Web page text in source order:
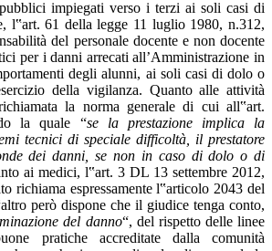
impiegati verso i terzi ai soli casi di
l‟art. 61 della legge 11 luglio 1980, n.312,
del personale docente e non docente
per i danni arrecati all’Amministrazione in
degli alunni, ai soli casi di dolo o
della vigilanza. Quanto alle attività
la norma generale di cui all‟art.
la quale “se la prestazione implica la
tecnici di speciale difficoltà, il prestatore
dei danni, se non in caso di dolo o di
ai medici, l‟art. 3 DL 13 settembre 2012,
richiama espressamente l‟articolo 2043 del
però dispone che il giudice tenga conto,
del danno“, del rispetto delle linee
pratiche accreditate dalla comunità